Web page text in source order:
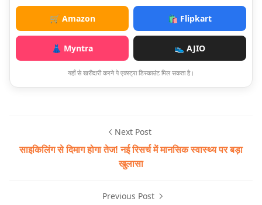
🛒 Amazon 🛍️ Flipkart
👗 Myntra 👟 AJIO
यहाँ से खरीदारी करने पे एक्स्ट्रा डिस्काउंट मिल सकता है।
Next Post
साइकिलिंग से दिमाग होगा तेज! नई रिसर्च में मानसिक स्वास्थ्य पर बड़ा
खुलासा
Previous Post